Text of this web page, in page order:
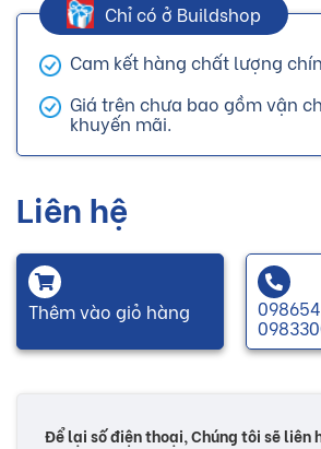
Chỉ có ở Buildshop
Cam kết hàng chất lượng
Giá trên chưa bao gồm vận
khuyến mãi.
Liên hệ
Thêm vào giỏ hàng
Để lại số điện thoại, Chúng tôi sẽ liên